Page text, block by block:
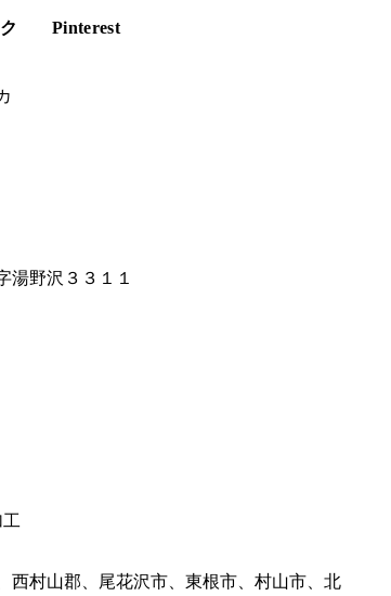
Pinterest
湯野沢３３１１
西村山郡、尾花沢市、東根市、村山市、北